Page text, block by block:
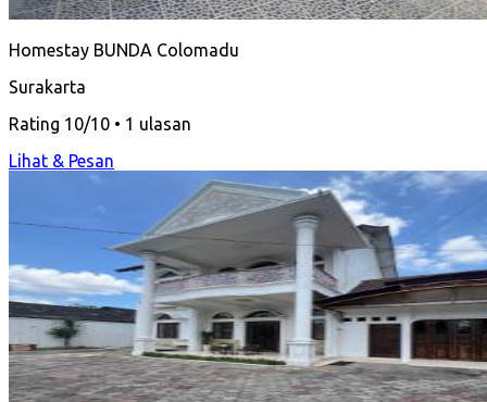
Homestay BUNDA Colomadu
Surakarta
Rating 10/10 • 1 ulasan
Lihat & Pesan